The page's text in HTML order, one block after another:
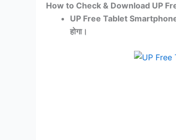
How to Check & Download UP
UP Free Tablet
होगा।